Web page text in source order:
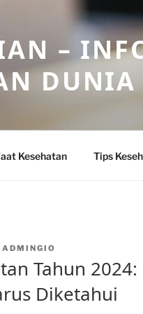
–
DUNIA
Kesehatan Tips
ADMINGIO
Tahun
Diketahui